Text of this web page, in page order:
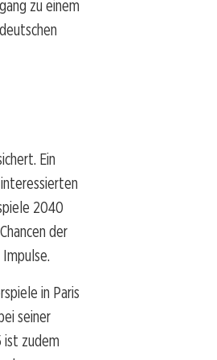
zu einem
Ein
2040
der
in Paris
seiner
ist zudem